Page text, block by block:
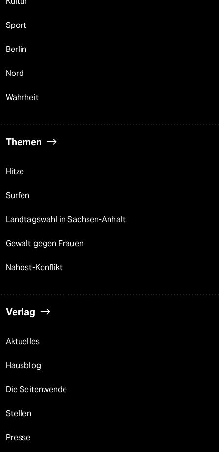
Sport
Berlin
Nord
Wahrheit
Themen
Hitze
Surfen
Landtagswahl in Sachsen-Anhalt
Gewalt gegen Frauen
Nahost-Konflikt
Verlag
Aktuelles
Hausblog
Die Seitenwende
Stellen
Presse